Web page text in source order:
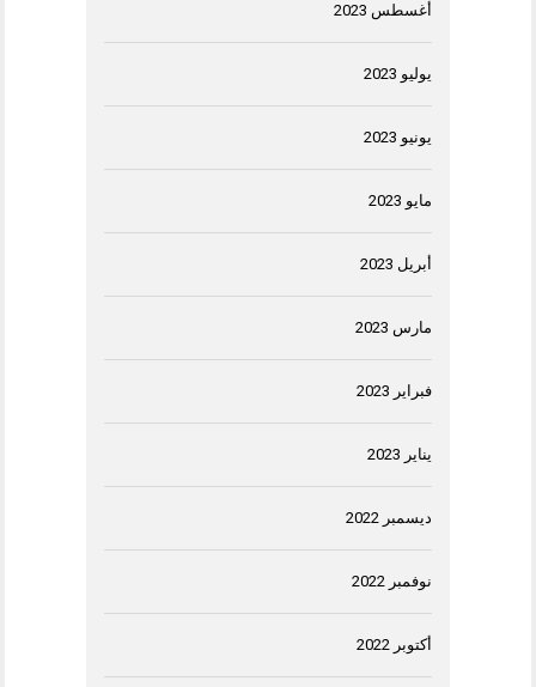
أغسطس 2023
يوليو 2023
يونيو 2023
مايو 2023
أبريل 2023
مارس 2023
فبراير 2023
يناير 2023
ديسمبر 2022
نوفمبر 2022
أكتوبر 2022